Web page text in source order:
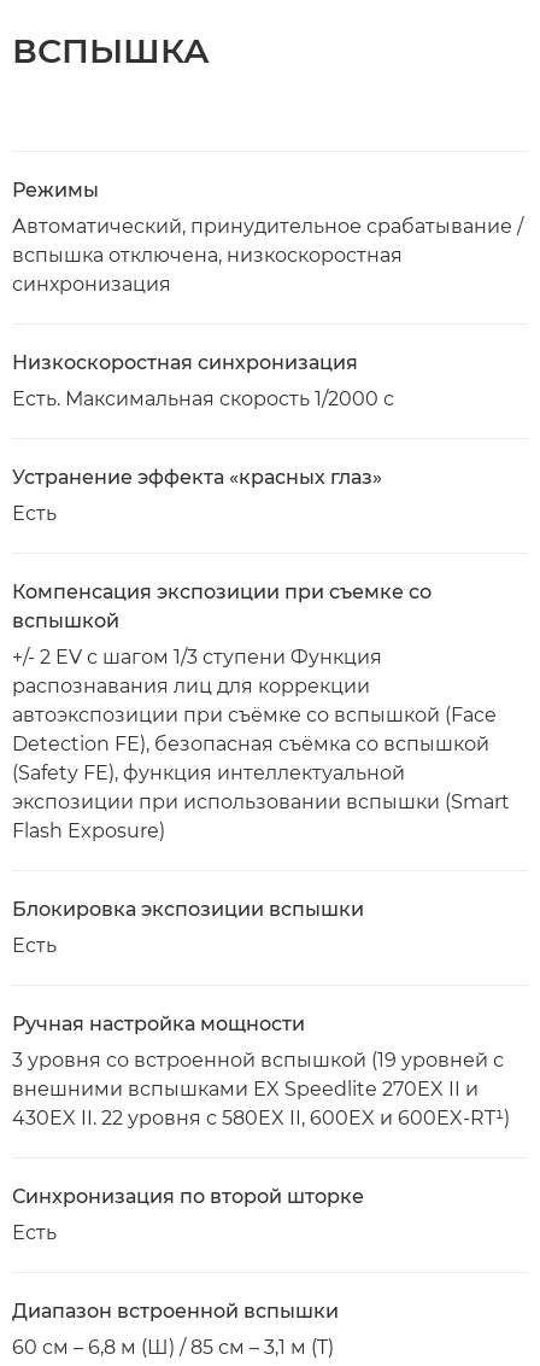
ВСПЫШКА
Режимы
Автоматический, принудительное срабатывание /
вспышка отключена, низкоскоростная
синхронизация
Низкоскоростная синхронизация
Есть. Максимальная скорость 1/2000 с
Устранение эффекта «красных глаз»
Есть
Компенсация экспозиции при съемке со
вспышкой
+/- 2 EV с шагом 1/3 ступени Функция
распознавания лиц для коррекции
автоэкспозиции при съёмке со вспышкой (Face
Detection FE), безопасная съёмка со вспышкой
(Safety FE), функция интеллектуальной
экспозиции при использовании вспышки (Smart
Flash Exposure)
Блокировка экспозиции вспышки
Есть
Ручная настройка мощности
3 уровня со встроенной вспышкой (19 уровней с
внешними вспышками EX Speedlite 270EX II и
430EX II. 22 уровня с 580EX II, 600EX и 600EX-RT¹)
Синхронизация по второй шторке
Есть
Диапазон встроенной вспышки
60 см – 6,8 м (Ш) / 85 см – 3,1 м (T)